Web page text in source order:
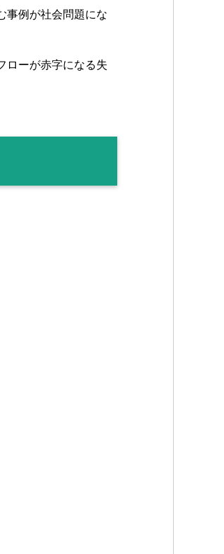
事例が社会問題にな
ローが赤字になる失